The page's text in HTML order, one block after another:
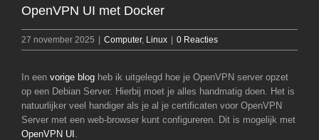
OpenVPN UI met Docker
27 november 2025 | Computer, Linux | 0 Reacties
In een vorige blog heb ik uitgelegd hoe je OpenVPN server opzet
op een Debian Server. Hierbij moet je alles handmatig doen. Het is
natuurlijker veel handiger als je al je certificaten voor OpenVPN
Server met een web-browser kunt configureren. Dit is mogelijk met
OpenVPN UI